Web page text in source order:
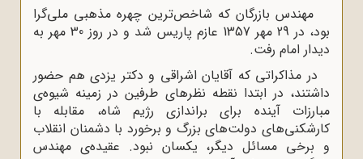
مهندس بازرگان که شاخص‌ترین چهره مذهبی ملی‌گرا
بود، در 29 مهر 1357 عازم پاریس شد و در روز 30 مهر به
دیدار امام رفت.
در مذاکراتی که آقایان اشراقی و دکتر یزدی هم حضور
داشتند، در ابتدا نقطه نظرهای طرفین در زمینه شیوه‌ی
مبارزات آینده برای براندازی رژیم شاه، مقابله با
کارشکنی‌های دولت‌های بزرگ و برخورد با دشمنان انقلاب
و برخی مسائل دیگر، یکسان نبود. عقیده‌ی مهندس